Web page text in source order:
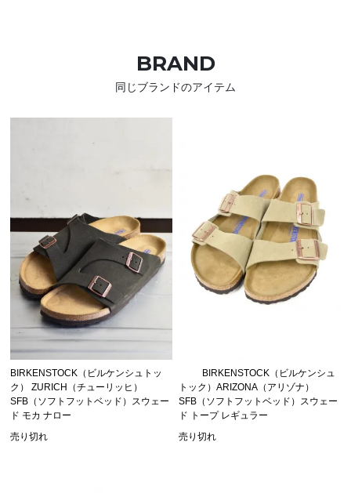
BRAND
同じブランドのアイテム
BIRKENSTOCK（ビルケンシュトッ
ク） ZURICH（チューリッヒ）
SFB（ソフトフットベッド）スウェー
ド モカ ナロー
売り切れ
BIRKENSTOCK（ビルケンシュ
トック）ARIZONA（アリゾナ）
SFB（ソフトフットベッド）スウェー
ド トープ レギュラー
売り切れ